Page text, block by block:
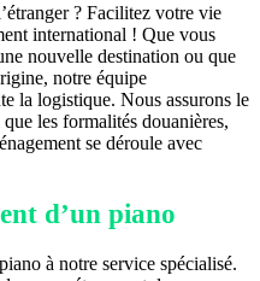
? Facilitez votre vie
international ! Que vous
nouvelle destination ou que
notre équipe
la logistique. Nous assurons le
les formalités douanières,
se déroule avec
d’un piano
à notre service spécialisé.